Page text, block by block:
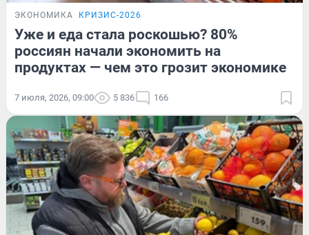
ЭКОНОМИКА КРИЗИС-2026
Уже и еда стала роскошью? 80%
россиян начали экономить на
продуктах — чем это грозит экономике
7 июля, 2026, 09:00 5 836 166